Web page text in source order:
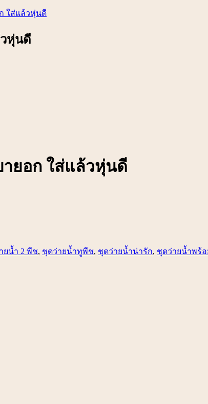
ใส่แล้วหุ่นดี
หุ่นดี
ายอก ใส่แล้วหุ่นดี
ยน้ำ 2 พีช, ชุดว่ายน้ำทูพีช, ชุดว่ายน้ำน่ารัก, ชุดว่ายน้ำพร้